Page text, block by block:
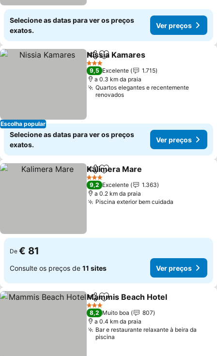
Selecione as datas para ver os preços
exatos.
Ver preços
Escolha popular
PartilharAdicionar aos favoritos
Nissia Kamares
3 Estrelas
9,5 Excelente
1.715
a 0.3 km da praia
Quartos elegantes e recentemente
renovados
Selecione as datas para ver os preços
exatos.
Ver preços
PartilharAdicionar aos favoritos
Kalimera Mare
3 Estrelas
9,2 Excelente
1.363
a 0.2 km da praia
Piscina exterior bem cuidada
De € 81
Consulte os preços de 11 sites Ver preços
PartilharAdicionar aos favoritos
Mammis Beach Hotel
3 Estrelas
8,2 Muito boa
807
a 0.4 km da praia
Bar e restaurante relaxante à beira da
piscina